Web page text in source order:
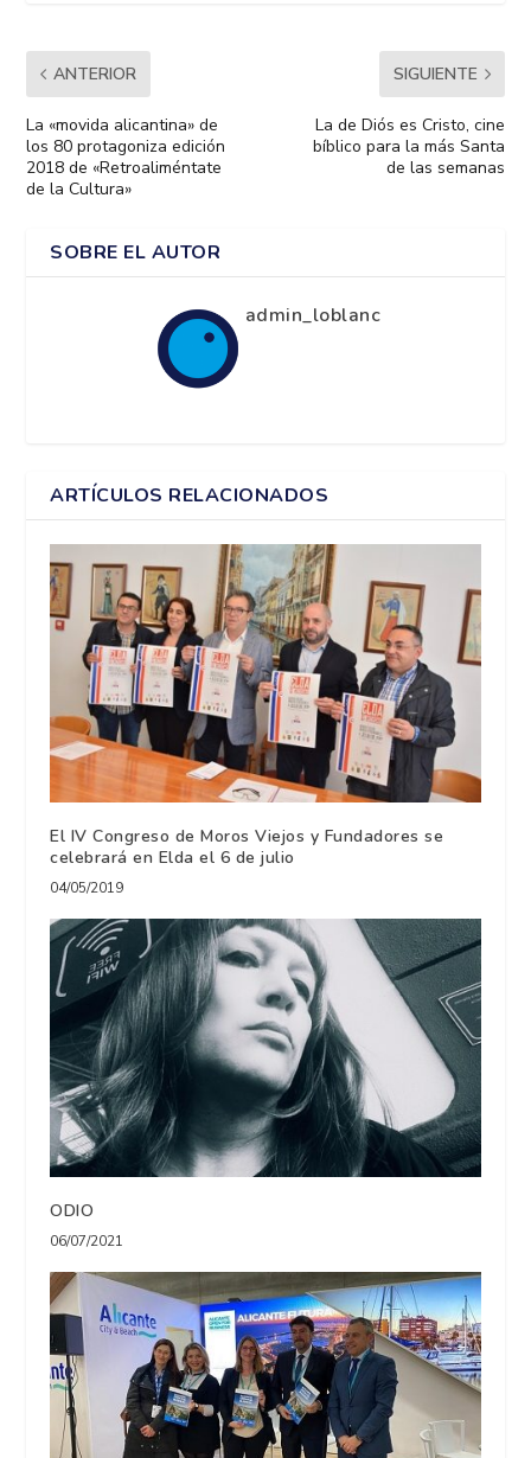
ANTERIOR
La «movida alicantina» de
los 80 protagoniza edición
2018 de «Retroaliméntate
de la Cultura»
SIGUIENTE
La de Diós es Cristo, cine
bíblico para la más Santa
de las semanas
SOBRE EL AUTOR
admin_loblanc
ARTÍCULOS RELACIONADOS
El IV Congreso de Moros Viejos y Fundadores se
celebrará en Elda el 6 de julio
04/05/2019
ODIO
06/07/2021